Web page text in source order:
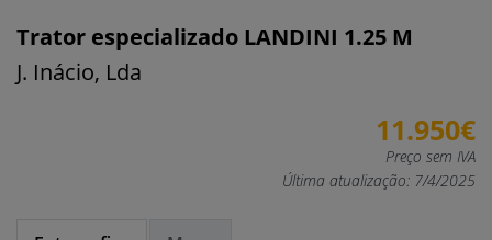
Trator especializado LANDINI 1.25 M
J. Inácio, Lda
11.950€
Preço sem IVA
Última atualização: 7/4/2025